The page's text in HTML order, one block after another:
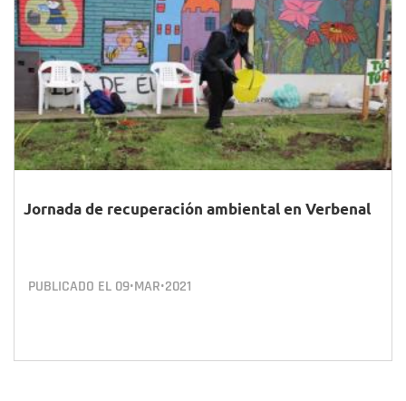
Jornada de recuperación ambiental en Verbenal
PUBLICADO EL 09•MAR•2021